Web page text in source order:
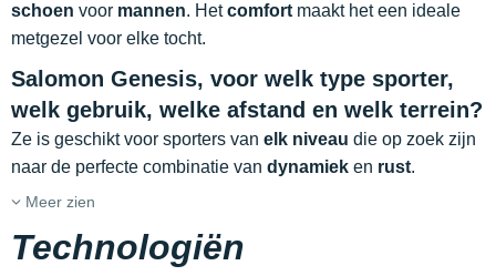
schoen voor mannen. Hetcomfort maakt het een ideale
metgezel voor elke tocht.
Salomon Genesis, voor welk type sporter,
welk gebruik, welke afstand en welk terrein?
Ze is geschikt voor sporters van elk niveau die op zoek zijn
naar de perfecte combinatie van dynamiek en rust.
Meer zien
Technologiën